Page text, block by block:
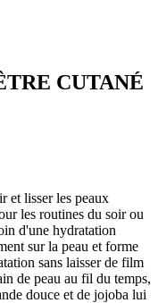
CUTANÉ
et lisser les peaux
les routines du soir ou
d'une hydratation
sur la peau et forme
sans laisser de film
de peau au fil du temps,
douce et de jojoba lui